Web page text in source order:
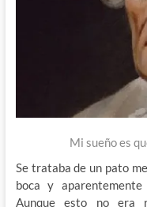
Mi sueño es
Se trataba de un pato
boca y
Aunque esto no era